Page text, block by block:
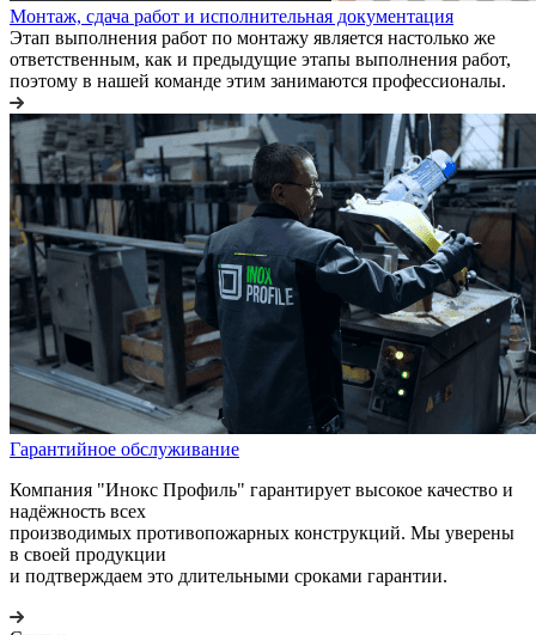
Монтаж, сдача работ и исполнительная документация
Этап выполнения работ по монтажу является настолько же
ответственным, как и предыдущие этапы выполнения работ,
поэтому в нашей команде этим занимаются профессионалы.
Гарантийное обслуживание
Компания "Инокс Профиль" гарантирует высокое качество и
надёжность всех
производимых противопожарных конструкций. Мы уверены
в своей продукции
и подтверждаем это длительными сроками гарантии.